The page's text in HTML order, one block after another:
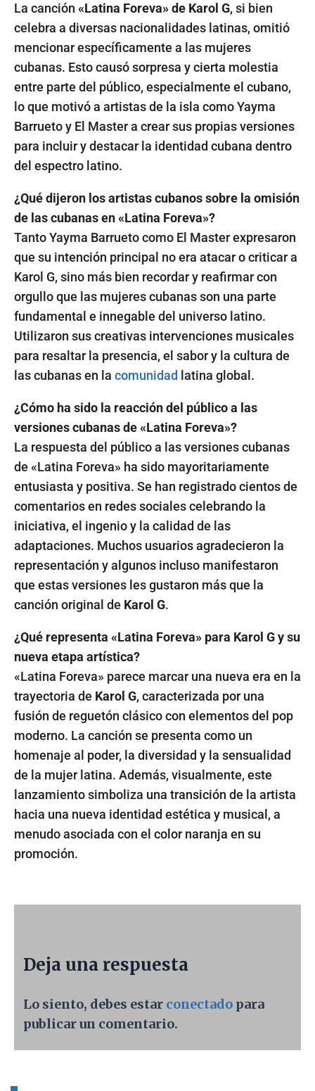
La canción «Latina Foreva» de Karol G, si bien
celebra a diversas nacionalidades latinas, omitió
mencionar específicamente a las mujeres
cubanas. Esto causó sorpresa y cierta molestia
entre parte del público, especialmente el cubano,
lo que motivó a artistas de la isla como Yayma
Barrueto y El Master a crear sus propias versiones
para incluir y destacar la identidad cubana dentro
del espectro latino.
¿Qué dijeron los artistas cubanos sobre la omisión
de las cubanas en «Latina Foreva»?
Tanto Yayma Barrueto como El Master expresaron
que su intención principal no era atacar o criticar a
Karol G, sino más bien recordar y reafirmar con
orgullo que las mujeres cubanas son una parte
fundamental e innegable del universo latino.
Utilizaron sus creativas intervenciones musicales
para resaltar la presencia, el sabor y la cultura de
las cubanas en la comunidad latina global.
¿Cómo ha sido la reacción del público a las
versiones cubanas de «Latina Foreva»?
La respuesta del público a las versiones cubanas
de «Latina Foreva» ha sido mayoritariamente
entusiasta y positiva. Se han registrado cientos de
comentarios en redes sociales celebrando la
iniciativa, el ingenio y la calidad de las
adaptaciones. Muchos usuarios agradecieron la
representación y algunos incluso manifestaron
que estas versiones les gustaron más que la
canción original de Karol G.
¿Qué representa «Latina Foreva» para Karol G y su
nueva etapa artística?
«Latina Foreva» parece marcar una nueva era en la
trayectoria de Karol G, caracterizada por una
fusión de reguetón clásico con elementos del pop
moderno. La canción se presenta como un
homenaje al poder, la diversidad y la sensualidad
de la mujer latina. Además, visualmente, este
lanzamiento simboliza una transición de la artista
hacia una nueva identidad estética y musical, a
menudo asociada con el color naranja en su
promoción.
Deja una respuesta
Lo siento, debes estar conectado para
publicar un comentario.